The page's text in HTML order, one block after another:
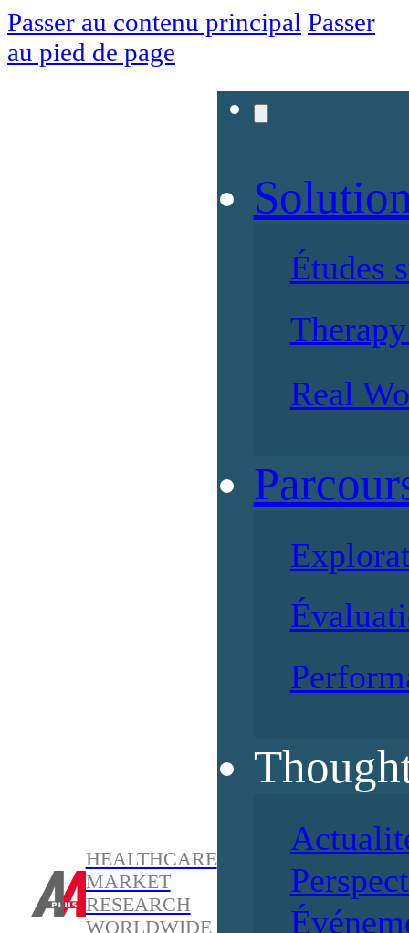
Passer au contenu principal Passer
au pied de page
HEALTHCARE
MARKET
RESEARCH
WORLDWIDE
Études
Real